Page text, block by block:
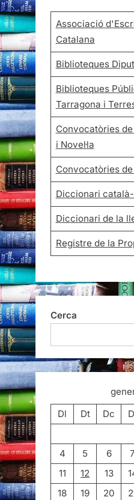
Associació
Catalana
Biblioteques
Biblioteques
Tarragona i
Convocatòries
i Novel·la
Convocatòries
Diccionari
Diccionari de la
Registre de la
Cerca
Dl
Dt Dc
4
5 6 7
11
12 13
18
19 20